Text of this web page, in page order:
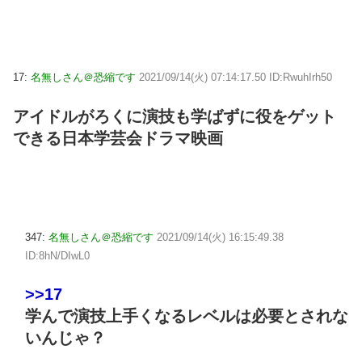
17: 名無しさん＠恐縮です 2021/09/14(火) 07:14:17.50 ID:RwuhIrh50
アイドルがろくに演技も学ばずに役をゲット
できる日本学芸会ドラマ映画
347: 名無しさん＠恐縮です 2021/09/14(火) 16:15:49.38
ID:8hN/DIwL0
>>17
学んで演技上手くなるレベルは必要とされな
いんじゃ？